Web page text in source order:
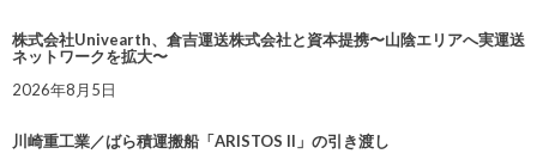
株式会社Univearth、倉吉運送株式会社と資本提携〜山陰エリアへ実運送
ネットワークを拡大〜
2026年8月5日
川崎重工業／ばら積運搬船「ARISTOS II」の引き渡し